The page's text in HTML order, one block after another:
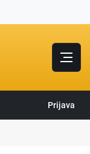
Prijava